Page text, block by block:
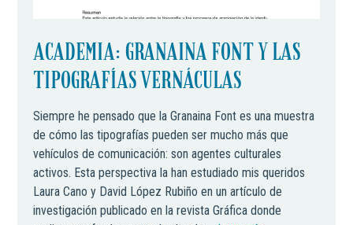
ACADEMIA: GRANAINA FONT Y LAS
TIPOGRAFÍAS VERNÁCULAS
Siempre he pensado que la Granaina Font es una muestra
de cómo las tipografías pueden ser mucho más que
vehículos de comunicación: son agentes culturales
activos. Esta perspectiva la han estudiado mis queridos
Laura Cano y David López Rubiño en un artículo de
investigación publicado en la revista Gráfica donde